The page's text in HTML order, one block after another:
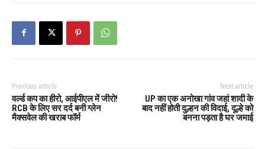
Previous article
वर्ल्ड कप का हीरो, आईपीएल में जीरो!
RCB के लिए सर दर्द बनी ग्लेन
मैक्सवेल की खराब फॉर्म
Next article
UP का एक अनोखा गांव जहां शादी के
बाद नहीं होती दुल्हन की विदाई, दूल्हे को
बनना पड़ता है घर जमाई